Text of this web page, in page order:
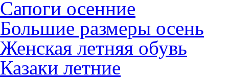
Сапоги осенние
Большие размеры осень
Женская летняя обувь
Казаки летние